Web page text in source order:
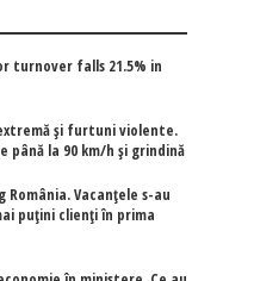
turnover falls 21.5% in
și furtuni violente.
până la 90 km/h și grindină
Vacanțele s-au
puțini clienți în prima